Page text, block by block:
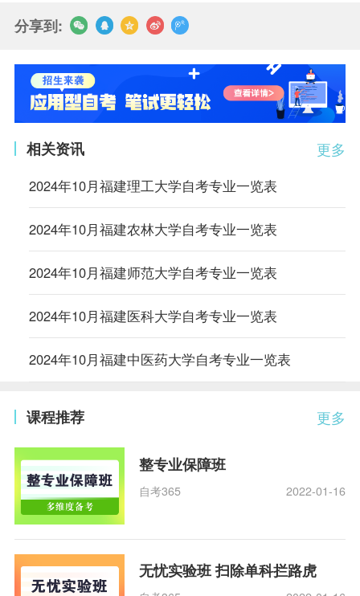
分享到:
更多
相关资讯
2024年10月福建理工大学自考专业一览表
2024年10月福建农林大学自考专业一览表
2024年10月福建师范大学自考专业一览表
2024年10月福建医科大学自考专业一览表
2024年10月福建中医药大学自考专业一览表
更多
课程推荐
整专业保障班
自考365 2022-01-16
无忧实验班 扫除单科拦路虎